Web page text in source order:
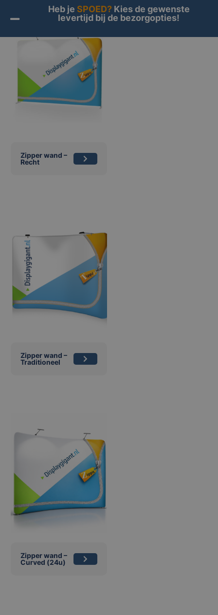
Zipper wand –
Recht
Zipper wand –
Traditioneel
Zipper wand –
Curved (24u)
Heb je SPOED?Kies de gewenste
levertijd bij de bezorgopties!